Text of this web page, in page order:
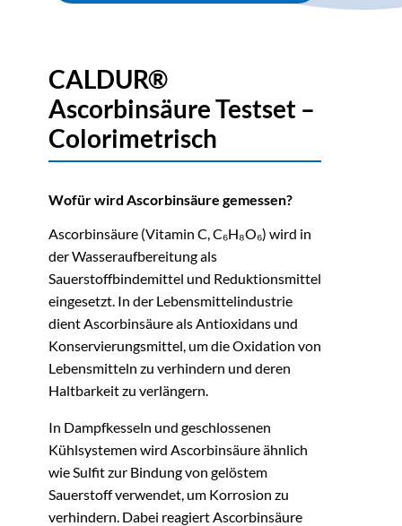
CALDUR®
Ascorbinsäure Testset –
Colorimetrisch
Wofür wird Ascorbinsäure gemessen?
Ascorbinsäure (Vitamin C, C₆H₈O₆) wird in
der Wasseraufbereitung als
Sauerstoffbindemittel und Reduktionsmittel
eingesetzt. In der Lebensmittelindustrie
dient Ascorbinsäure als Antioxidans und
Konservierungsmittel, um die Oxidation von
Lebensmitteln zu verhindern und deren
Haltbarkeit zu verlängern.
In Dampfkesseln und geschlossenen
Kühlsystemen wird Ascorbinsäure ähnlich
wie Sulfit zur Bindung von gelöstem
Sauerstoff verwendet, um Korrosion zu
verhindern. Dabei reagiert Ascorbinsäure